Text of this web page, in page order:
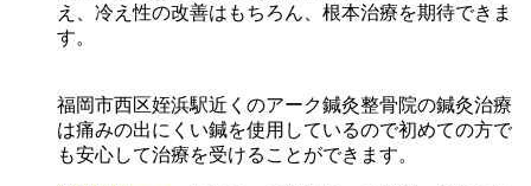
え、冷え性の改善はもちろん、根本治療を期待できま
す。
福岡市西区姪浜駅近くのアーク鍼灸整骨院の鍼灸治療
は痛みの出にくい鍼を使用しているので初めての方で
も安心して治療を受けることができます。